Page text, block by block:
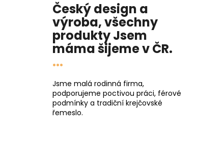
Český design a
výroba, všechny
produktyJsem
mámašijeme v ČR.
...
Jsme malá rodinná firma,
podporujeme poctivou práci, férové
podmínky a tradiční krejčovské
řemeslo.